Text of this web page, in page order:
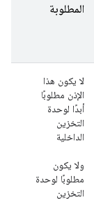
المطلوبة
لا يكون هذا
الإذن مطلوبًا
أبدًا لوحدة
التخزين
الداخلية
ولا يكون
مطلوبًا لوحدة
التخزين